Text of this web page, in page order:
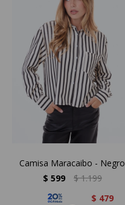
Camisa Maracaibo - Negro
$ 599 $ 1.199
$ 479